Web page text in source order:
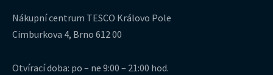
Nákupní centrum TESCO Královo Pole
Cimburkova 4, Brno 612 00
Otvírací doba: po – ne 9:00 – 21:00 hod.